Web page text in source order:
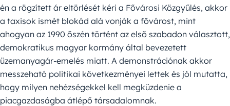
én a rögzített ár eltörlését kéri a Fővárosi Közgyűlés, akkor
a taxisok ismét blokád alá vonják a fővárost, mint
ahogyan az 1990 őszén történt az első szabadon választott,
demokratikus magyar kormány által bevezetett
üzemanyagár-emelés miatt. A demonstrációnak akkor
messzeható politikai következményei lettek és jól mutatta,
hogy milyen nehézségekkel kell megküzdenie a
piacgazdaságba átlépő társadalomnak.